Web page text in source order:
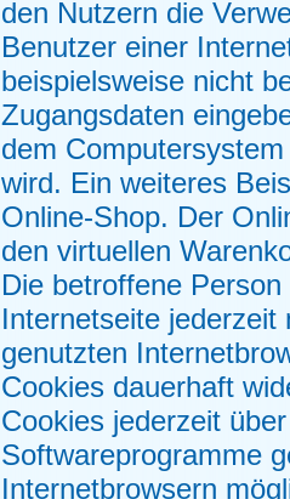
den Nutzern die
Benutzer einer
beispielsweise nicht
Zugangsdaten
dem
wird. Ein weiteres
Online-Shop. Der
den virtuellen
Die betroffene
Internetseite
genutzten
Cookies dauerhaft
Cookies jederzeit
Softwareprogramme
Internetbrowsern